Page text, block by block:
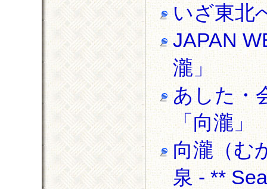
いざ東北
JAPAN
瀧」
あした・
「向瀧」
向瀧（む
泉 - **